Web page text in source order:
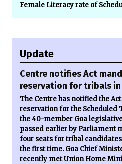
Female Literacy rate of
Update
Centre notifies Act
reservation for tribals in
The Centre has notified the
reservation for the Scheduled
the 40-member Goa
passed earlier by Parliament
four seats for tribal
the first time. Goa Chief
recently met Union Home